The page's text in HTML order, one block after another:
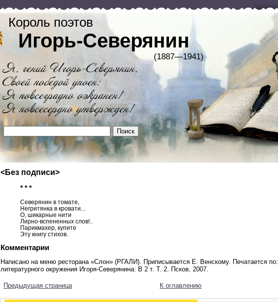
Король поэтов
Игорь-Северянин
(1887—1941)
<Без подписи>
* * *
Северянин в томате,
Негритянка в кровати...
О, шикарные нити
Лирно-вспененных слов!..
Парикмахер, купите
Эту книгу стихов.
Комментарии
Написано на меню ресторана «Слон» (РГАЛИ). Приписывается Е. Венскому. Печатается по:
литературного окружения Игоря-Северянина: В 2 т. Т. 2. Псков, 2007.
Предыдущая страница К оглавлению